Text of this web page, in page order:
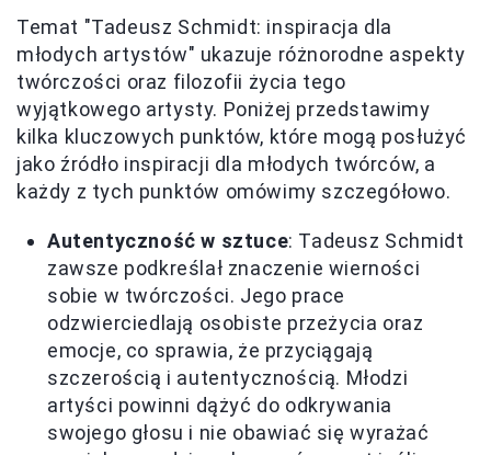
Temat "Tadeusz Schmidt: inspiracja dla
młodych artystów" ukazuje różnorodne aspekty
twórczości oraz filozofii życia tego
wyjątkowego artysty. Poniżej przedstawimy
kilka kluczowych punktów, które mogą posłużyć
jako źródło inspiracji dla młodych twórców, a
każdy z tych punktów omówimy szczegółowo.
Autentyczność w sztuce: Tadeusz Schmidt
zawsze podkreślał znaczenie wierności
sobie w twórczości. Jego prace
odzwierciedlają osobiste przeżycia oraz
emocje, co sprawia, że przyciągają
szczerością i autentycznością. Młodzi
artyści powinni dążyć do odkrywania
swojego głosu i nie obawiać się wyrażać